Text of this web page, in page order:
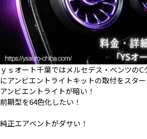
ｙｓオート千葉ではメルセデス・ベンツのC
にアンビエントライトキットの取付をスタ
アンビエントライトが暗い！
前期型を64色化したい！
純正エアベントがダサい！